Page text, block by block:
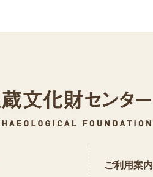
ご利用案内